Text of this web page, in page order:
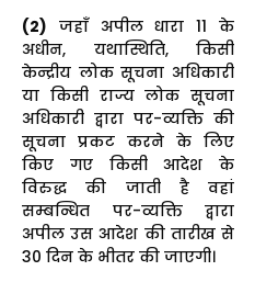
(2) जहाँ अपील धारा 11 के
अधीन, यथास्थिति, किसी
केन्द्रीय लोक सूचना अधिकारी
या किसी राज्य लोक सूचना
अधिकारी द्वारा पर-व्यक्ति की
सूचना प्रकट करने के लिए
किए गए किसी आदेश के
विरुद्ध की जाती है वहां
सम्बन्धित पर-व्यक्ति द्वारा
अपील उस आदेश की तारीख से
30 दिन के भीतर की जाएगी।